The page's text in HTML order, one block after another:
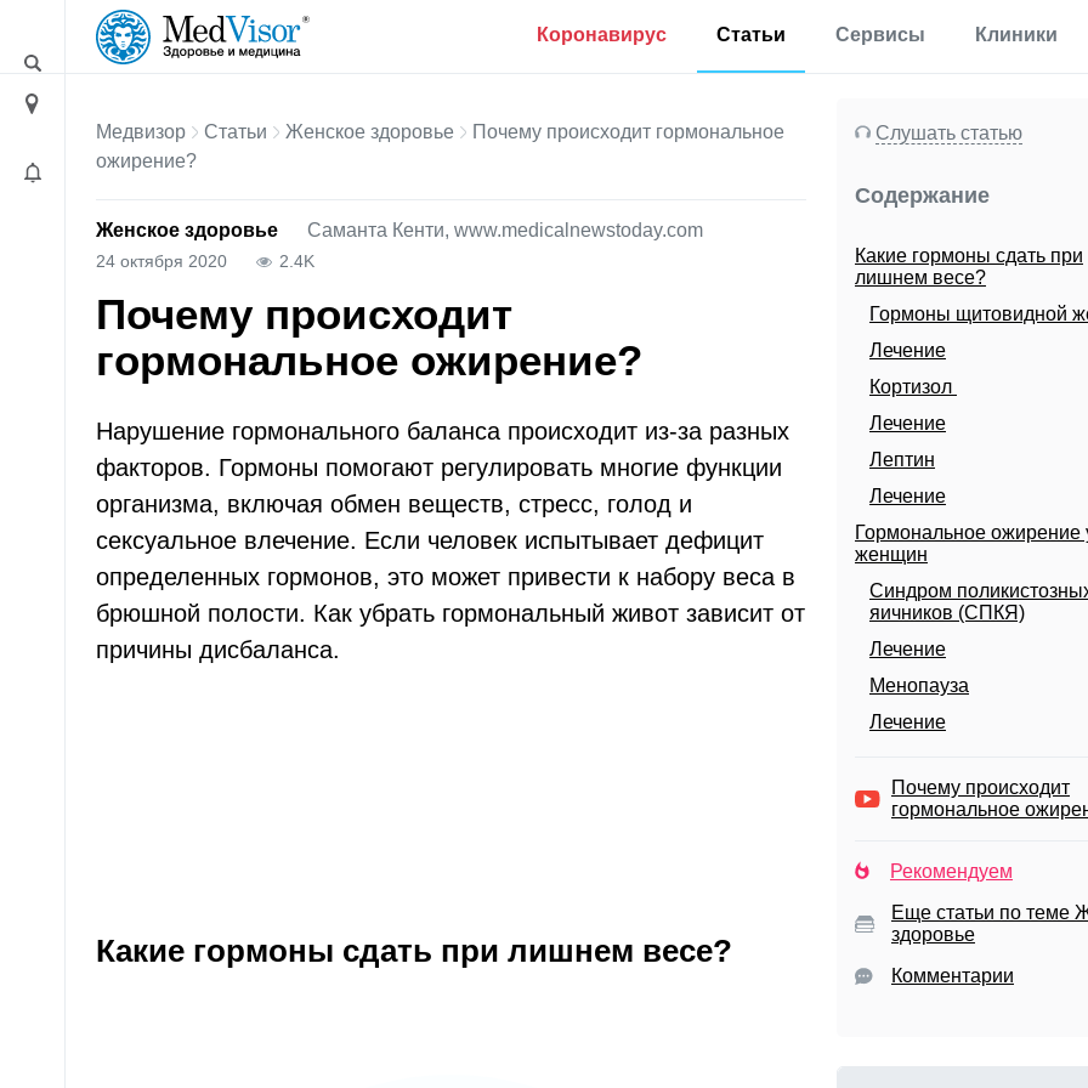
Коронавирус Статьи
Аллергии
Еще 35 разделов
Новости
Сервисы
процента жира по
Калькулятор
основного обмена
веществ
Калькулятор
корректировки дозы
инсулина
Еще 17 сервисов
Расшифровка
анализов онлайн
Клиники
Медвизор Статьи Женское здоровье
Почему происходит гормональное
ожирение?
Женское здоровье Саманта Кенти, www.medicalnewstoday.com
24 октября 2020 2.4K
Почему происходит
гормональное ожирение?
Нарушение гормонального баланса происходит из-за разных
факторов. Гормоны помогают регулировать многие функции
организма, включая обмен веществ, стресс, голод и
сексуальное влечение. Если человек испытывает дефицит
определенных гормонов, это может привести к набору веса в
брюшной полости. Как убрать гормональный живот зависит от
причины дисбаланса.
Какие гормоны сдать при лишнем весе?
Слушать статью
Содержание
Какие гормоны сдать при
лишнем весе?
Гормоны щитовидной
Лечение
Кортизол
Лечение
Лептин
Лечение
Гормональное ожирение
женщин
Синдром
яичников (СПКЯ)
Лечение
Менопауза
Лечение
Почему происходит
гормональное
Рекомендуем
Еще статьи по теме
здоровье
Комментарии